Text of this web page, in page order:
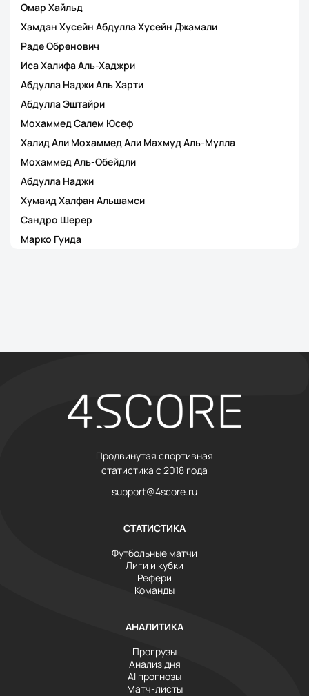
Омар Хайльд
Хамдан Хусейн Абдулла Хусейн Джамали
Раде Обренович
Иса Халифа Аль-Хаджри
Абдулла Наджи Аль Харти
Абдулла Эштайри
Мохаммед Салем Юсеф
Халид Али Мохаммед Али Махмуд Аль-Мулла
Мохаммед Аль-Обейдли
Абдулла Наджи
Хумаид Халфан Альшамси
Сандро Шерер
Марко Гуида
Продвинутая спортивная
статистика с 2018 года
support@4score.ru
СТАТИСТИКА
Футбольные матчи
Лиги и кубки
Рефери
Команды
АНАЛИТИКА
Прогрузы
Анализ дня
AI прогнозы
Матч-листы